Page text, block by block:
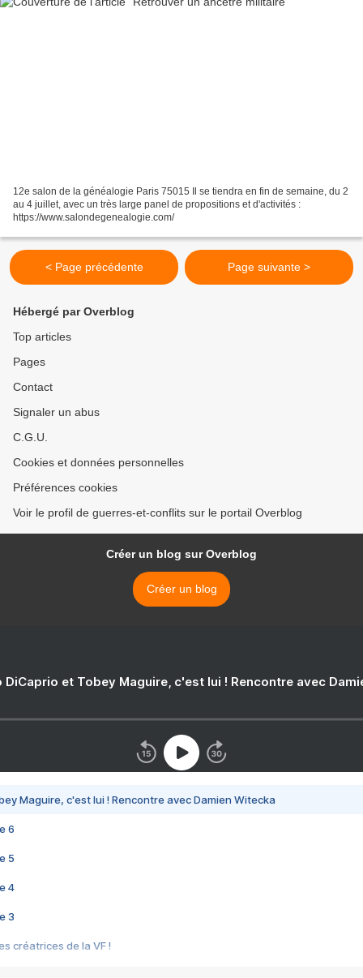
12e salon de la généalogie Paris 75015 Il se tiendra en fin de semaine, du 2
au 4 juillet, avec un très large panel de propositions et d'activités :
https://www.salondegenealogie.com/
< Page précédente Page suivante >
Hébergé par Overblog
Top articles
Pages
Contact
Signaler un abus
C.G.U.
Cookies et données personnelles
Préférences cookies
Voir le profil de guerres-et-conflits sur le portail Overblog
Créer un blog sur Overblog
Créer un blog
DiCaprio et Tobey Maguire, c'est lui ! Rencontre avec
Maguire, c'est lui ! Rencontre avec Damien Witecka
6
5
4
3
créatrices de la VF !